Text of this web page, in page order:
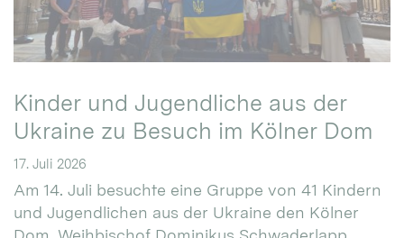
Kinder und Jugendliche aus der
Ukraine zu Besuch im Kölner Dom
17. Juli 2026
Am 14. Juli besuchte eine Gruppe von 41 Kindern
und Jugendlichen aus der Ukraine den Kölner